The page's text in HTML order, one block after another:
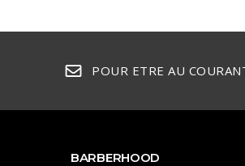
POUR ETRE AU
BARBERHOOD